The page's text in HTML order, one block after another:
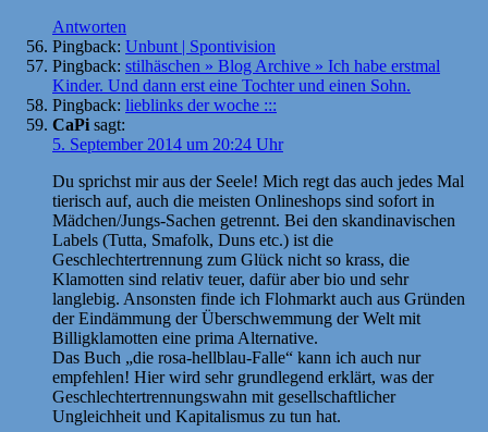
Antworten
Pingback: Unbunt | Spontivision
Pingback: stilhäschen » Blog Archive » Ich habe erstmal
Kinder. Und dann erst eine Tochter und einen Sohn.
Pingback: lieblinks der woche :::
CaPi sagt:
5. September 2014 um 20:24 Uhr
Du sprichst mir aus der Seele! Mich regt das auch jedes Mal
tierisch auf, auch die meisten Onlineshops sind sofort in
Mädchen/Jungs-Sachen getrennt. Bei den skandinavischen
Labels (Tutta, Smafolk, Duns etc.) ist die
Geschlechtertrennung zum Glück nicht so krass, die
Klamotten sind relativ teuer, dafür aber bio und sehr
langlebig. Ansonsten finde ich Flohmarkt auch aus Gründen
der Eindämmung der Überschwemmung der Welt mit
Billigklamotten eine prima Alternative.
Das Buch „die rosa-hellblau-Falle“ kann ich auch nur
empfehlen! Hier wird sehr grundlegend erklärt, was der
Geschlechtertrennungswahn mit gesellschaftlicher
Ungleichheit und Kapitalismus zu tun hat.